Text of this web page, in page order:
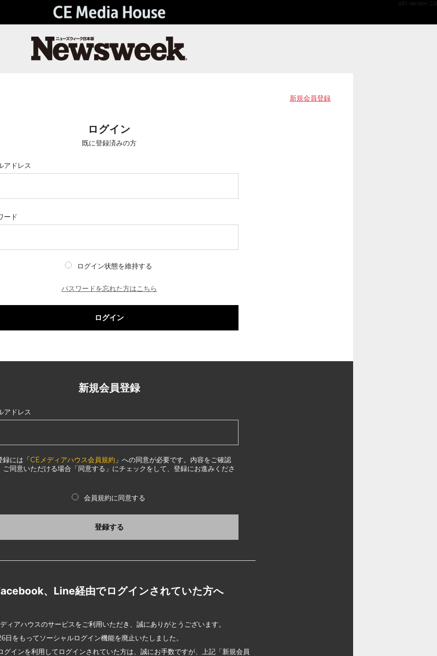
API Version 2.0
新規会員登録
ログイン
既に登録済みの方
アドレス
ード
ログイン状態を維持する
パスワードを忘れた方はこちら
ログイン
新規会員登録
アドレス
録には「CEメディアハウス会員規約 」への同意が必要です。内容をご確認
ご同意いただける場合「同意する」にチェックをして、登録にお進みくださ
会員規約に同意する
登録する
、Line経由でログインされていた方へ
ィアハウスのサービスをご利用いただき、誠にありがとうございます。
日をもってソーシャルログイン機能を廃止いたしました。
グインを利用してログインされていた方は、誠にお手数ですが、上記「新規会員